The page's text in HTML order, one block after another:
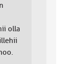
olla